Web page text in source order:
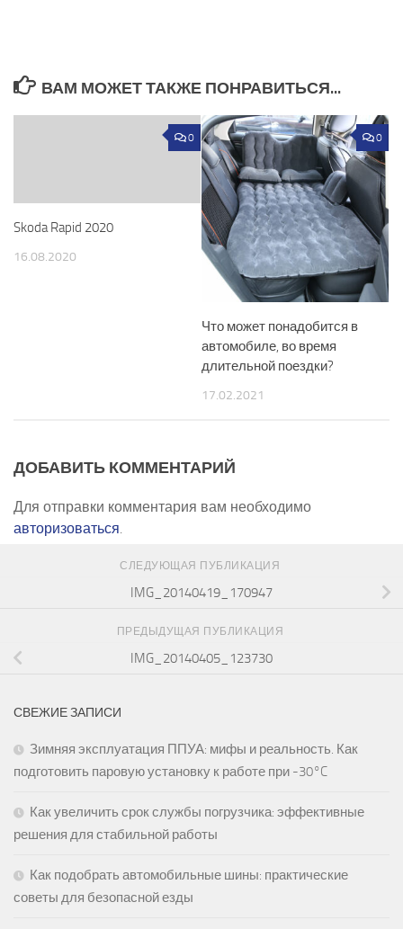
ВАМ МОЖЕТ ТАКЖЕ ПОНРАВИТЬСЯ...
0
Skoda Rapid 2020
16.08.2020
0
Что может понадобится в
автомобиле, во время
длительной поездки?
17.02.2021
ДОБАВИТЬ КОММЕНТАРИЙ
Для отправки комментария вам необходимо
авторизоваться.
СЛЕДУЮЩАЯ ПУБЛИКАЦИЯ
IMG_20140419_170947
ПРЕДЫДУЩАЯ ПУБЛИКАЦИЯ
IMG_20140405_123730
СВЕЖИЕ ЗАПИСИ
Зимняя эксплуатация ППУА: мифы и реальность. Как
подготовить паровую установку к работе при -30°C
Как увеличить срок службы погрузчика: эффективные
решения для стабильной работы
Как подобрать автомобильные шины: практические
советы для безопасной езды